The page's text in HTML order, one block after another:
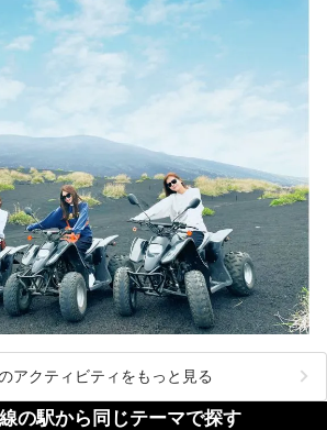
アクティビティをもっと見る
の駅から同じテーマで探す